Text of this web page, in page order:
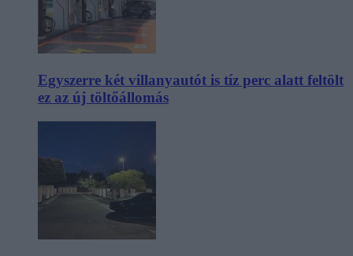
Egyszerre két villanyautót is tíz perc alatt feltölt
ez az új töltőállomás